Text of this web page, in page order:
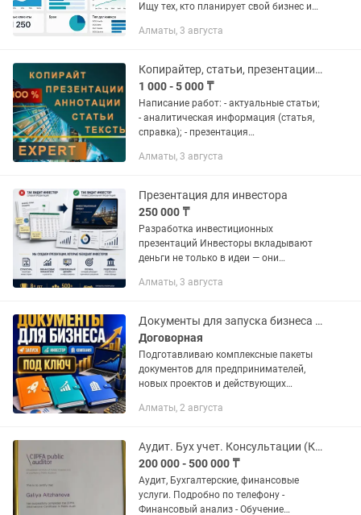
Ищу тех, кто планирует свой бизнес и
план, чтобы уверенно двигаться
Алматы, 3 августа
Копирайтер, статьи, презентации аннотации, информационные тексты и пр.
1 000 - 5 000 ₸
Написание работ: - актуальные статьи;
- аналитическая информация (статья,
справка); - презентация
материала; - информационная
проекта; -...
Алматы, 3 августа
Презентация для инвестора
250 000 ₸
Разработка инвестиционных
презентаций Инвесторы вкладывают
деньги не только в идеи — они
которые умеют убедительно
участвовал в...
Алматы, 3 августа
Документы для запуска бизнеса и поиска инвестора
Договорная
Подготавливаю комплексные пакеты
документов для предпринимателей,
новых проектов и действующих
идею, рассчитать финансовые
Алматы, 2 августа
Аудит. Бух учет. Консультации (Квалифиц. Аудитор РК и Проф.Бухгал)
200 000 - 500 000 ₸
Аудит, Бухгалтерские, финансовые
услуги. Подробно по телефону -
Финансовый анализ - Обучение